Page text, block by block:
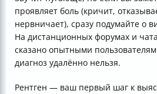
проявляет боль (кричит,
нервничает), сразу подумайте о
На дистанционных форумах и
сказано опытными
диагноз удалённо нельзя.
Рентген — ваш первый шаг к